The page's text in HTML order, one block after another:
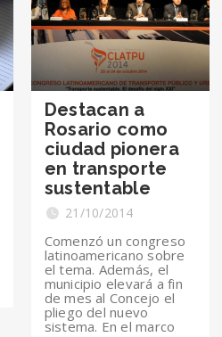
Destacan a
Rosario como
ciudad pionera
en transporte
sustentable
21/10/2014
Comenzó un congreso
latinoamericano sobre
el tema. Además, el
municipio elevará a fin
de mes al Concejo el
pliego del nuevo
sistema. En el marco